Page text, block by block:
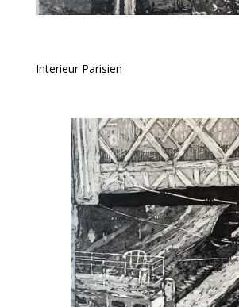
Interieur Parisien